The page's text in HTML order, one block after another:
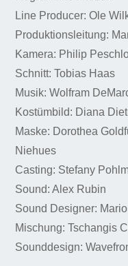
Line Producer: Ole
Produktionsleitung:
Kamera: Philip
Schnitt: Tobias Haas
Musik: Wolfram
Kostümbild: Diana
Maske: Dorothea
Niehues
Casting: Stefany
Sound: Alex Rubin
Sound Designer:
Mischung: Tschangis
Sounddesign: